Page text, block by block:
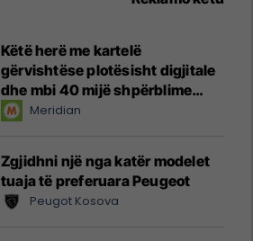
Këtë herë me kartelë
gërvishtëse plotësisht digjitale
dhe mbi 40 mijë shpërblime
instant!Meridian
Zgjidhni një nga katër modelet
tuaja të preferuara Peugeot
Peugot Kosova